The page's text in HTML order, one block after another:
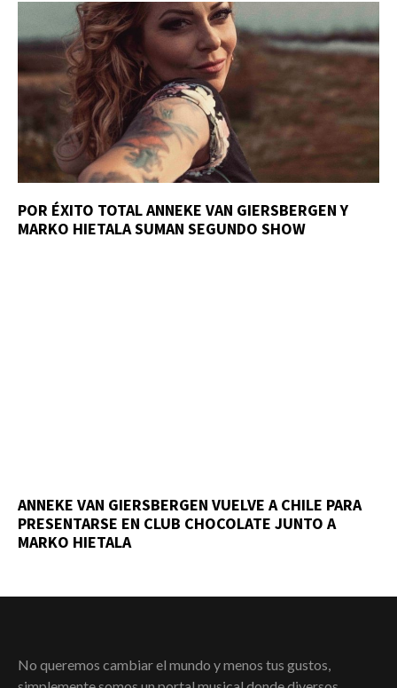
POR ÉXITO TOTAL ANNEKE VAN GIERSBERGEN Y
MARKO HIETALA SUMAN SEGUNDO SHOW
ANNEKE VAN GIERSBERGEN VUELVE A CHILE PARA
PRESENTARSE EN CLUB CHOCOLATE JUNTO A
MARKO HIETALA
No queremos cambiar el mundo y menos tus gustos,